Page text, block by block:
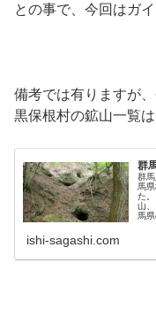
との事で、今回はガ
備考では有りますが
黒保根村の鉱山一覧
群
群
馬
た
山
馬
ishi-sagashi.com